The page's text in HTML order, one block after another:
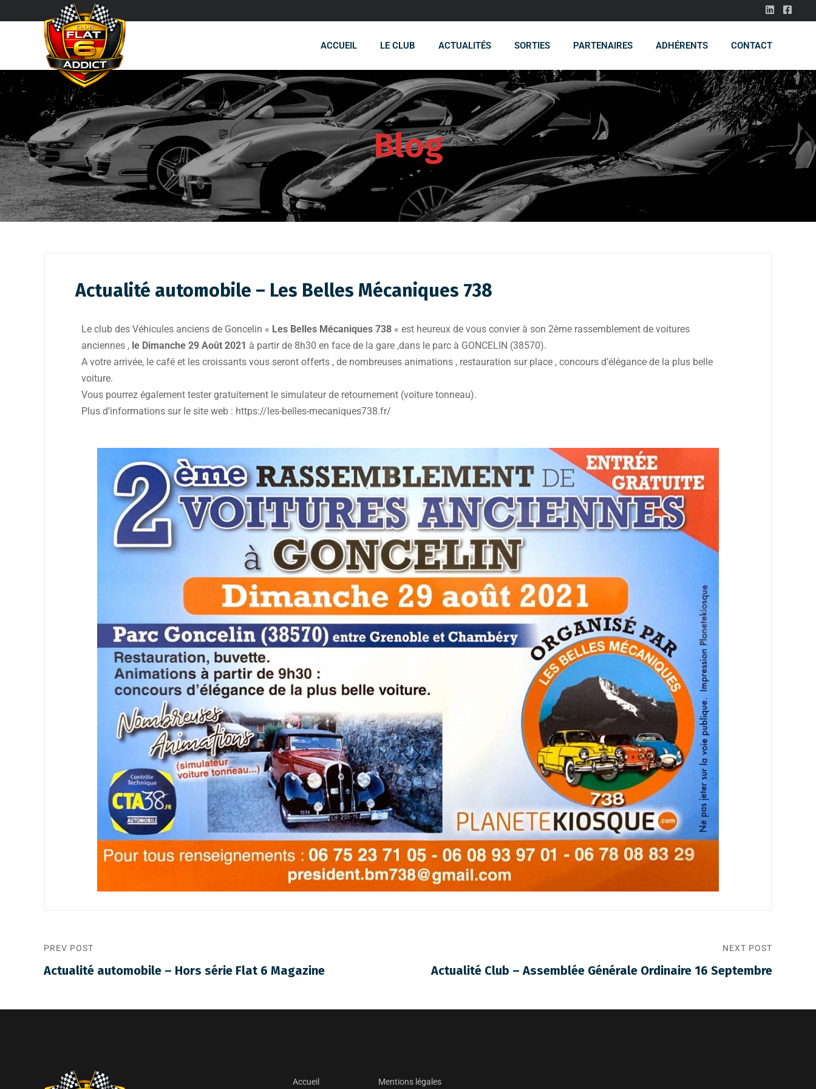
ACCUEIL LE CLUB ACTUALITÉS SORTIES PARTENAIRES ADHÉRENTS CONTACT
Blog
Actualité automobile – Les Belles Mécaniques 738
Le club des Véhicules anciens de Goncelin « Les Belles Mécaniques 738 « est heureux de vous convier à son 2ème rassemblement de voitures
anciennes , le Dimanche 29 Août 2021 à partir de 8h30 en face de la gare ,dans le parc à GONCELIN (38570).
A votre arrivée, le café et les croissants vous seront offerts , de nombreuses animations , restauration sur place , concours d’élégance de la plus belle
voiture.
Vous pourrez également tester gratuitement le simulateur de retournement (voiture tonneau).
Plus d’informations sur le site web : https://les-belles-mecaniques738.fr/
PREV POST
Actualité automobile – Hors série Flat 6 Magazine
NEXT POST
Actualité Club – Assemblée Générale Ordinaire 16 Septembre
Accueil Mentions légales